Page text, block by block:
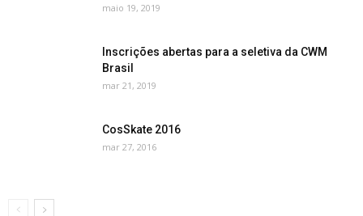
maio 19, 2019
Inscrições abertas para a seletiva da CWM
Brasil
mar 21, 2019
CosSkate 2016
mar 27, 2016